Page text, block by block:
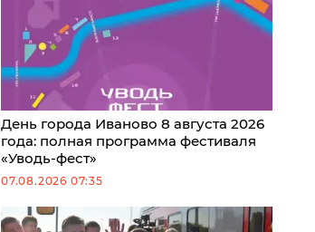
День города Иваново 8 августа 2026
года: полная программа фестиваля
«Уводь-фест»
07.08.2026 07:35